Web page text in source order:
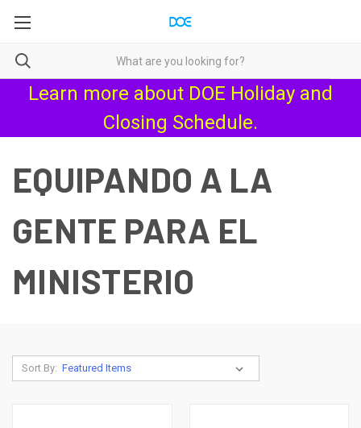
Learn more about DOE Holiday and
Closing Schedule.
EQUIPANDO A LA
GENTE PARA EL
MINISTERIO
Sort By: